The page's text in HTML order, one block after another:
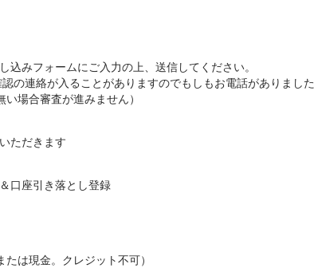
みフォームにご入力の上、送信してください。
の連絡が入ることがありますのでもしもお電話がありました
場合審査が進みません）
ただきます
口座引き落とし登録
は現金。クレジット不可）